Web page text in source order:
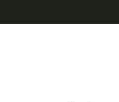
el
durante más de20 años.